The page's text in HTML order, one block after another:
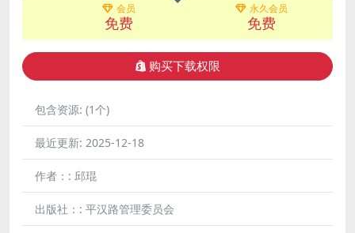
会员
免费
永久会员
免费
购买下载权限
包含资源: (1个)
最近更新: 2025-12-18
作者：: 邱琨
出版社：: 平汉路管理委员会